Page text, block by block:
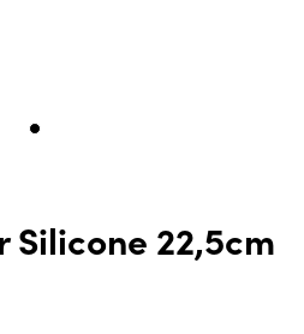
Silicone 22,5cm